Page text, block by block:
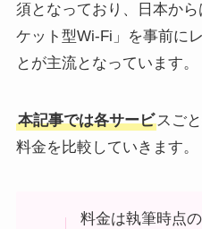
須となっており、日本か
ケット型Wi-Fi」を事前に
とが主流となっています。
本記事では各サービスご
料金を比較していきます。
料金は執筆時点